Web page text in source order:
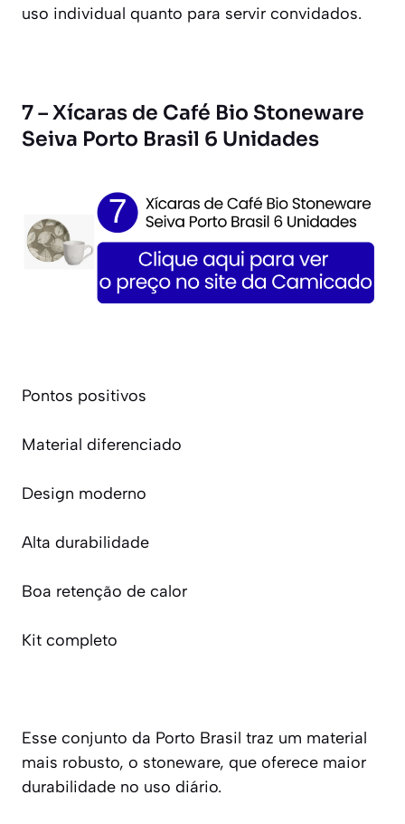
uso individual quanto para servir convidados.
7 – Xícaras de Café Bio Stoneware
Seiva Porto Brasil 6 Unidades
Pontos positivos
Material diferenciado
Design moderno
Alta durabilidade
Boa retenção de calor
Kit completo
Esse conjunto da Porto Brasil traz um material
mais robusto, o stoneware, que oferece maior
durabilidade no uso diário.